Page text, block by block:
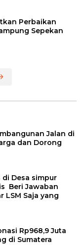
Perbaikan
Sepekan
Jalan di
dan Dorong
di Desa simpur
Beri Jawaban
LSM Saja yang
Rp968,9 Juta
di Sumatera